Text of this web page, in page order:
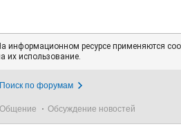
информационном ресурсе применяются
их использование.
Поиск по форумам
Общение Обсуждение новостей